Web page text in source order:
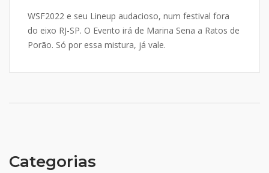
WSF2022 e seu Lineup audacioso, num festival fora
do eixo RJ-SP. O Evento irá de Marina Sena a Ratos de
Porão. Só por essa mistura, já vale.
Categorias